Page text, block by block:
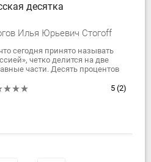
десятка
Илья Юрьевич Стогoff
сегодня принято называть
четко делится на две
части. Десять процентов
бедных и управляемых.
5 (2)